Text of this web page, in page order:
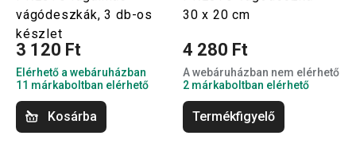
vágódeszkák, 3 db-os
készlet
3 120 Ft
Elérhető a webáruházban
11 márkaboltban elérhető
Kosárba
30 x 20 cm
4 280 Ft
A webáruházban nem elérhető
2 márkaboltban elérhető
Termékfigyelő